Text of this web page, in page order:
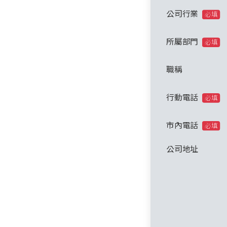
公司行業 必填
所屬部門 必填
職稱
行動電話 必填
市內電話 必填
公司地址